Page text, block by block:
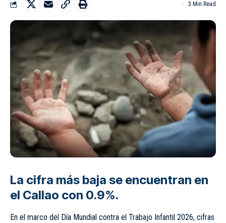
3 Min Read
La cifra más baja se encuentran en
el Callao con 0.9%.
En el marco del Día Mundial contra el Trabajo Infantil 2026, cifras